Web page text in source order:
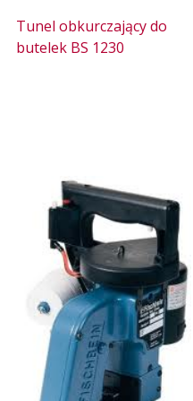
Tunel obkurczający do
butelek BS 1230